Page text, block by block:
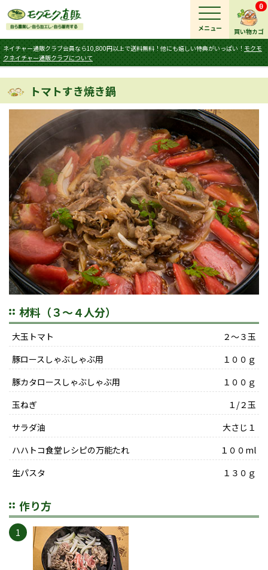
買い物カゴ
0
ネイチャー通販クラブ会員なら10,800円以上で送料無料！他にも嬉しい特典がいっぱい！ モクモ
クネイチャー通販クラブについて
メニュー
トマトすき焼き鍋
材料（３〜４人分）
大玉トマト
２～３玉
豚ロースしゃぶしゃぶ用
１００ｇ
豚カタロースしゃぶしゃぶ用
１００ｇ
玉ねぎ
１/２玉
サラダ油
大さじ１
ハハトコ食堂レシピの万能たれ
１００ml
生パスタ
１３０ｇ
作り方
1